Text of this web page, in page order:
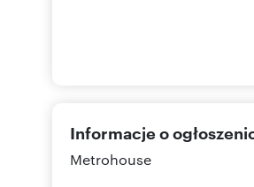
Informacje o
Metrohouse